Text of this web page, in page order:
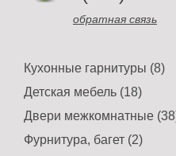
обратная связь
Кухонные гарнитуры (8)
Детская мебель (18)
Двери межкомнатные
Фурнитура, багет (2)